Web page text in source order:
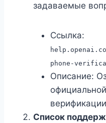
задаваемые
Ссылка:
phone-
Описание:
Список